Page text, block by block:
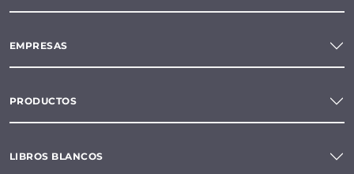
EMPRESAS
PRODUCTOS
LIBROS BLANCOS